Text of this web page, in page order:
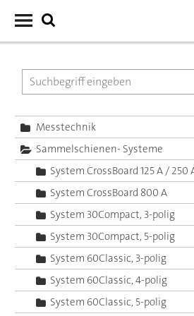
Messtechnik
Sammelschienen- Systeme
System CrossBoard 125 A / 250
System CrossBoard 800 A
System 30Compact, 3-polig
System 30Compact, 5-polig
System 60Classic, 3-polig
System 60Classic, 4-polig
System 60Classic, 5-polig